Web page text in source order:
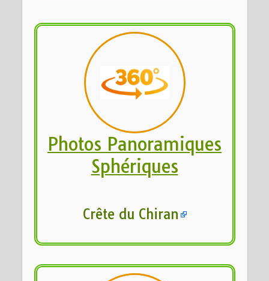
Photos Panoramiques
Sphériques
Crête du Chiran